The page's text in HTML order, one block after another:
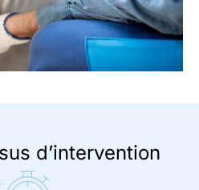
d’intervention